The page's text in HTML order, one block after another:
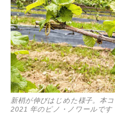
新梢が伸びはじめた様子。本
2021 年のピノ・ノワールです